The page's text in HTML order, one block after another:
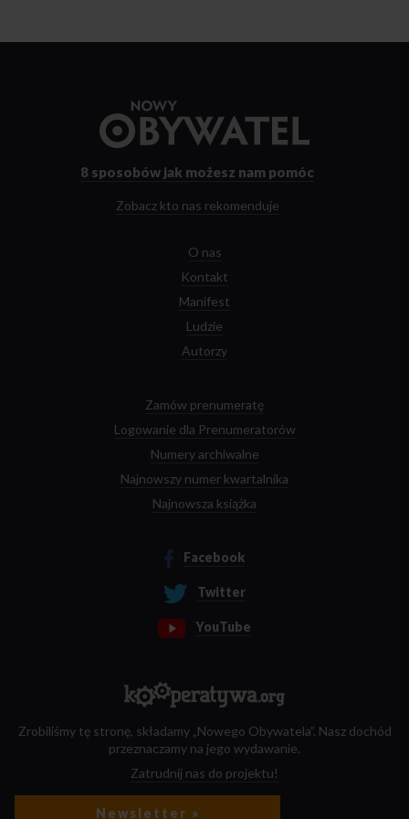
strony
8 sposobów jak możesz nam pomóc
Zobacz kto nas rekomenduje
O nas
Kontakt
Manifest
Ludzie
Autorzy
Zamów prenumeratę
Logowanie dla Prenumeratorów
Numery archiwalne
Najnowszy numer kwartalnika
Najnowsza książka
Facebook
Twitter
YouTube
Zrobiliśmy tę stronę, składamy „Nowego Obywatela”. Nasz dochód
przeznaczamy na jego wydawanie.
Zatrudnij nas do projektu!
Newsletter »